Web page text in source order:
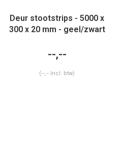
Deur stootstrips - 5000 x
300 x 20 mm - geel/zwart
--,--
(--,-- Incl. btw)